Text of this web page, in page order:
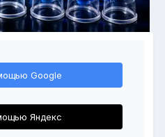
Google
Яндекс